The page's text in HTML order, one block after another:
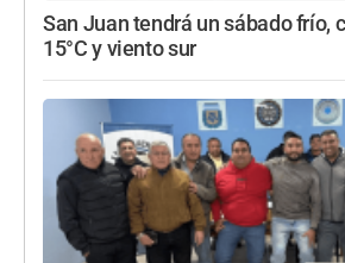
San Juan tendrá un sábado frío,
15°C y viento sur